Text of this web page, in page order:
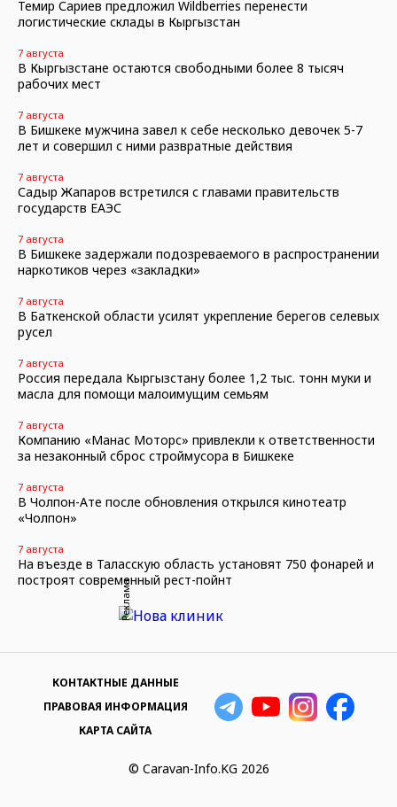
Темир Сариев предложил Wildberries перенести
логистические склады в Кыргызстан
7 августа
В Кыргызстане остаются свободными более 8 тысяч
рабочих мест
7 августа
В Бишкеке мужчина завел к себе несколько девочек 5-7
лет и совершил с ними развратные действия
7 августа
Садыр Жапаров встретился с главами правительств
государств ЕАЭС
7 августа
В Бишкеке задержали подозреваемого в распространении
наркотиков через «закладки»
7 августа
В Баткенской области усилят укрепление берегов селевых
русел
7 августа
Россия передала Кыргызстану более 1,2 тыс. тонн муки и
масла для помощи малоимущим семьям
7 августа
Компанию «Манас Моторс» привлекли к ответственности
за незаконный сброс строймусора в Бишкеке
7 августа
В Чолпон-Ате после обновления открылся кинотеатр
«Чолпон»
7 августа
На въезде в Таласскую область установят 750 фонарей и
построят современный рест-пойнт
Реклама
© Caravan-Info.KG 2026
КОНТАКТНЫЕ ДАННЫЕ
ПРАВОВАЯ ИНФОРМАЦИЯ
КАРТА САЙТА